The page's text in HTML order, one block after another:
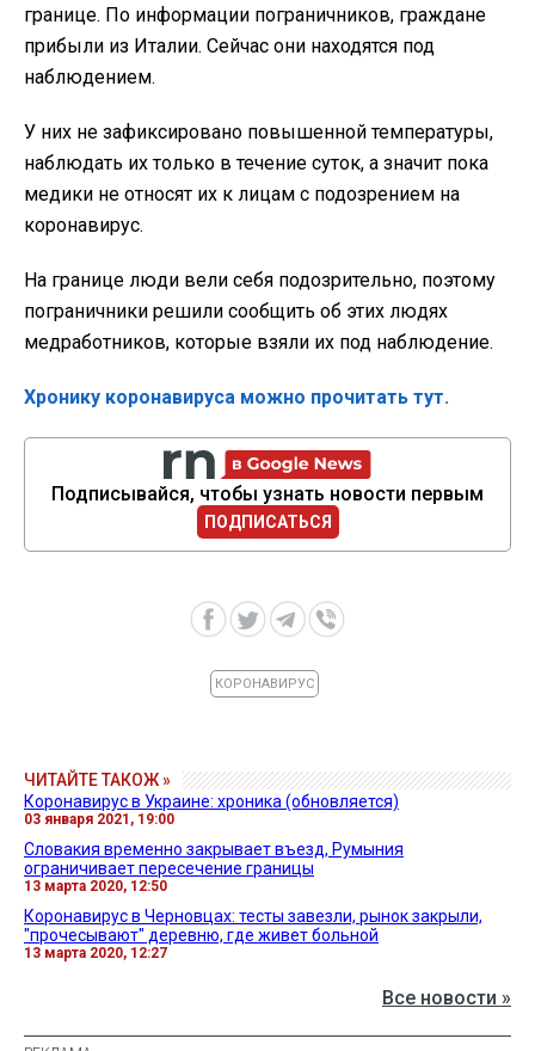
границе. По информации пограничников, граждане
прибыли из Италии. Сейчас они находятся под
наблюдением.
У них не зафиксировано повышенной температуры,
наблюдать их только в течение суток, а значит пока
медики не относят их к лицам с подозрением на
коронавирус.
На границе люди вели себя подозрительно, поэтому
пограничники решили сообщить об этих людях
медработников, которые взяли их под наблюдение.
Хронику коронавируса можно прочитать тут.
Подписывайся, чтобы узнать новости первым
ПОДПИСАТЬСЯ
КОРОНАВИРУС
ЧИТАЙТЕ ТАКОЖ »
Коронавирус в Украине: хроника (обновляется)
03 января 2021, 19:00
Словакия временно закрывает въезд, Румыния
ограничивает пересечение границы
13 марта 2020, 12:50
Коронавирус в Черновцах: тесты завезли, рынок закрыли,
"прочесывают" деревню, где живет больной
13 марта 2020, 12:27
Все новости »